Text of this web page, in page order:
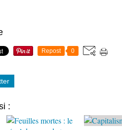
Repost 0
: